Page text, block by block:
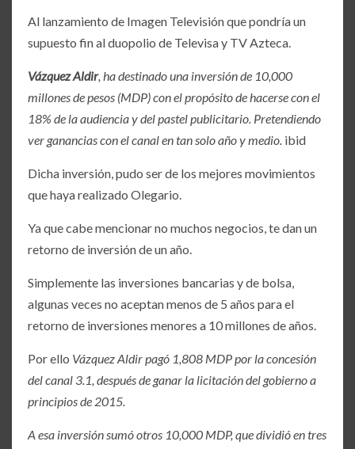
Al lanzamiento de Imagen Televisión que pondría un
supuesto fin al duopolio de Televisa y TV Azteca.
Vázquez Aldir, ha destinado una inversión de 10,000
millones de pesos (MDP) con el propósito de hacerse con el
18% de la audiencia y del pastel publicitario. Pretendiendo
ver ganancias con el canal en tan solo año y medio. ibid
Dicha inversión, pudo ser de los mejores movimientos
que haya realizado Olegario.
Ya que cabe mencionar no muchos negocios, te dan un
retorno de inversión de un año.
Simplemente las inversiones bancarias y de bolsa,
algunas veces no aceptan menos de 5 años para el
retorno de inversiones menores a 10 millones de años.
Por ello Vázquez Aldir pagó 1,808 MDP por la concesión
del canal 3.1, después de ganar la licitación del gobierno a
principios de 2015.
A esa inversión sumó otros 10,000 MDP, que dividió en tres